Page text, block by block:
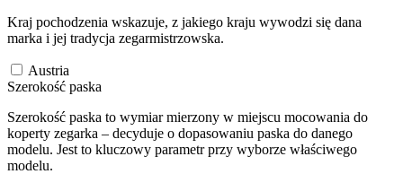
Kraj pochodzenia wskazuje, z jakiego kraju wywodzi się dana
marka i jej tradycja zegarmistrzowska.
Austria
Szerokość paska
Szerokość paska to wymiar mierzony w miejscu mocowania do
koperty zegarka – decyduje o dopasowaniu paska do danego
modelu. Jest to kluczowy parametr przy wyborze właściwego
modelu.